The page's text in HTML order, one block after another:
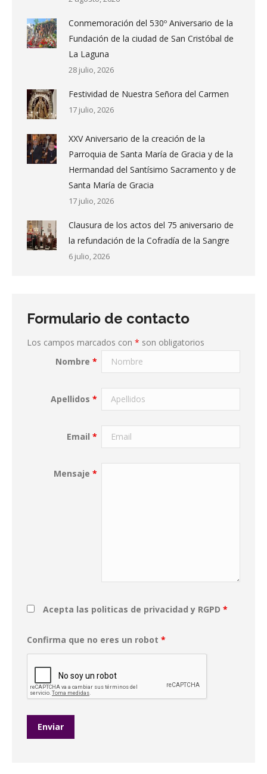
Conmemoración del 530º Aniversario de la
Fundación de la ciudad de San Cristóbal de
La Laguna
28 julio, 2026
Festividad de Nuestra Señora del Carmen
17 julio, 2026
XXV Aniversario de la creación de la
Parroquia de Santa María de Gracia y de la
Hermandad del Santísimo Sacramento y de
Santa María de Gracia
17 julio, 2026
Clausura de los actos del 75 aniversario de
la refundación de la Cofradía de la Sangre
6 julio, 2026
Formulario de contacto
Los campos marcados con * son obligatorios
Nombre*
Apellidos*
Email*
Mensaje*
Acepta las politicas de privacidad y RGPD *
Confirma que no eres un robot *